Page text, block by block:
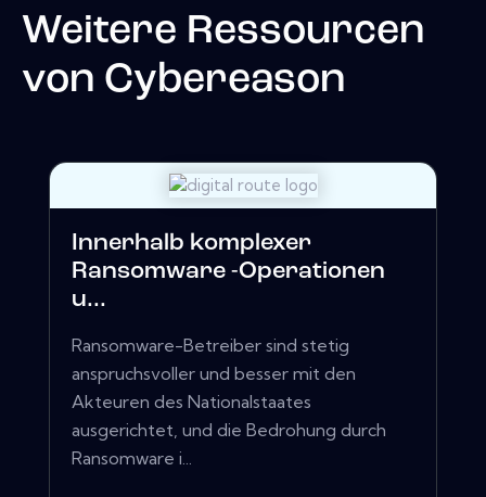
Weitere Ressourcen
von Cybereason
Innerhalb komplexer
Ransomware -Operationen
u...
Ransomware-Betreiber sind stetig
anspruchsvoller und besser mit den
Akteuren des Nationalstaates
ausgerichtet, und die Bedrohung durch
Ransomware i...